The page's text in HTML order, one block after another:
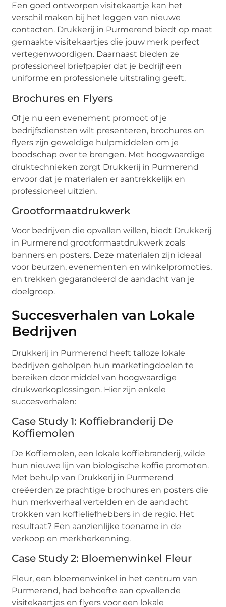
Een goed ontworpen visitekaartje kan het
verschil maken bij het leggen van nieuwe
contacten. Drukkerij in Purmerend biedt op maat
gemaakte visitekaartjes die jouw merk perfect
vertegenwoordigen. Daarnaast bieden ze
professioneel briefpapier dat je bedrijf een
uniforme en professionele uitstraling geeft.
Brochures en Flyers
Of je nu een evenement promoot of je
bedrijfsdiensten wilt presenteren, brochures en
flyers zijn geweldige hulpmiddelen om je
boodschap over te brengen. Met hoogwaardige
druktechnieken zorgt Drukkerij in Purmerend
ervoor dat je materialen er aantrekkelijk en
professioneel uitzien.
Grootformaatdrukwerk
Voor bedrijven die opvallen willen, biedt Drukkerij
in Purmerend grootformaatdrukwerk zoals
banners en posters. Deze materialen zijn ideaal
voor beurzen, evenementen en winkelpromoties,
en trekken gegarandeerd de aandacht van je
doelgroep.
Succesverhalen van Lokale
Bedrijven
Drukkerij in Purmerend heeft talloze lokale
bedrijven geholpen hun marketingdoelen te
bereiken door middel van hoogwaardige
drukwerkoplossingen. Hier zijn enkele
succesverhalen:
Case Study 1: Koffiebranderij De
Koffiemolen
De Koffiemolen, een lokale koffiebranderij, wilde
hun nieuwe lijn van biologische koffie promoten.
Met behulp van Drukkerij in Purmerend
creëerden ze prachtige brochures en posters die
hun merkverhaal vertelden en de aandacht
trokken van koffieliefhebbers in de regio. Het
resultaat? Een aanzienlijke toename in de
verkoop en merkherkenning.
Case Study 2: Bloemenwinkel Fleur
Fleur, een bloemenwinkel in het centrum van
Purmerend, had behoefte aan opvallende
visitekaartjes en flyers voor een lokale